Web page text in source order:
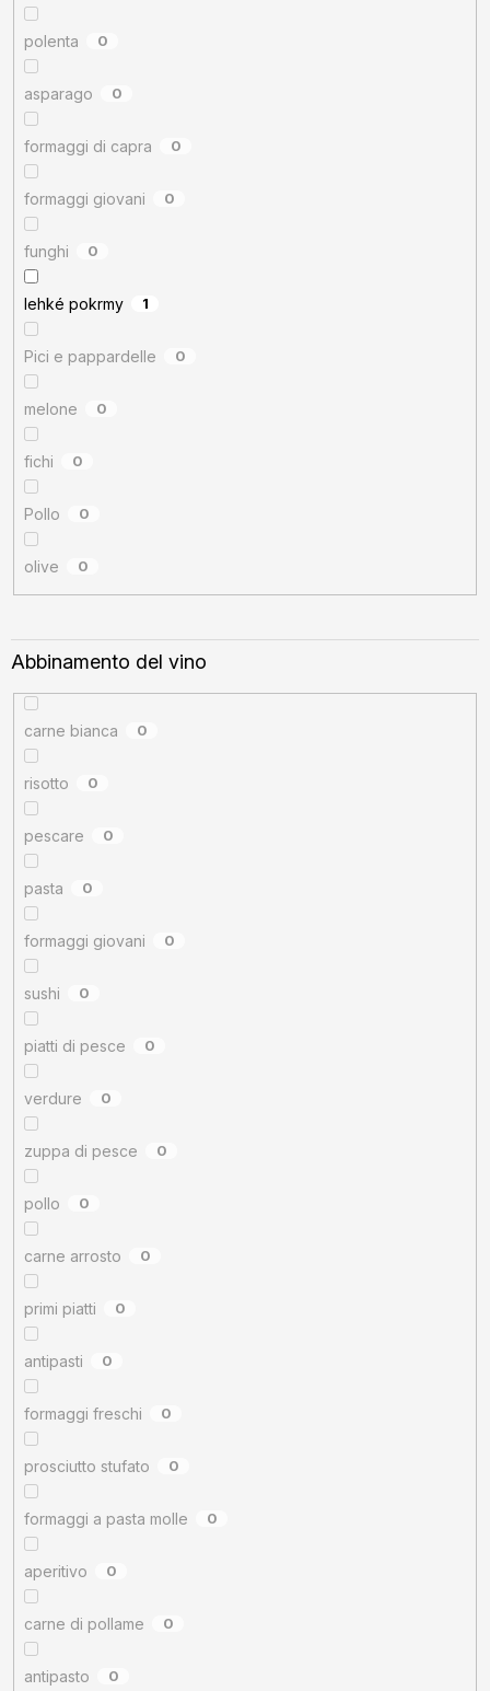
polenta 0
asparago 0
formaggi di capra 0
formaggi giovani 0
funghi 0
lehké pokrmy 1
Pici e pappardelle 0
melone 0
fichi 0
Pollo 0
olive 0
Abbinamento del vino
carne bianca 0
risotto 0
pescare 0
pasta 0
formaggi giovani 0
sushi 0
piatti di pesce 0
verdure 0
zuppa di pesce 0
pollo 0
carne arrosto 0
primi piatti 0
antipasti 0
formaggi freschi 0
prosciutto stufato 0
formaggi a pasta molle 0
aperitivo 0
carne di pollame 0
antipasto 0